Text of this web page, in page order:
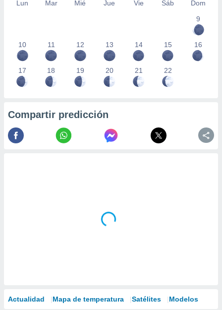
Lun Mar Mié Jue Vie Sáb
Dom
9
10 11 12 13 14 15 16
17 18 19 20 21 22
Compartir predicción
Actualidad Mapa de temperatura Satélites Modelos